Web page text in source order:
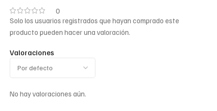
0
Valoraciones
No hay valoraciones aún.
Solo los usuarios registrados que hayan comprado este
producto pueden hacer una valoración.